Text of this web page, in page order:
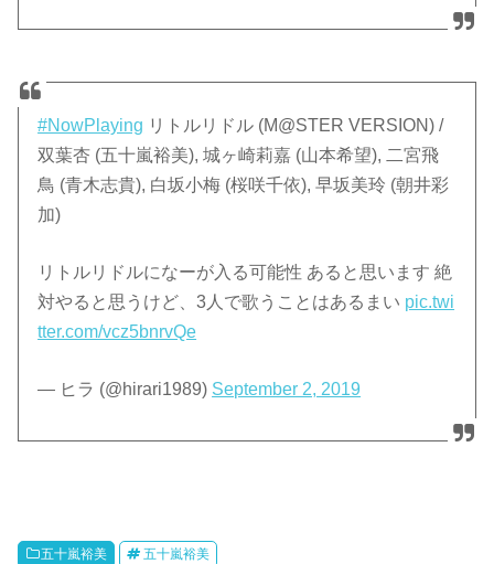
#NowPlaying リトルリドル (M@STER VERSION) /
双葉杏 (五十嵐裕美), 城ヶ崎莉嘉 (山本希望), 二宮飛
鳥 (青木志貴), 白坂小梅 (桜咲千依), 早坂美玲 (朝井彩
加)
リトルリドルになーが入る可能性 あると思います 絶
対やると思うけど、3人で歌うことはあるまい pic.twi
tter.com/vcz5bnrvQe
— ヒラ (@hirari1989) September 2, 2019
五十嵐裕美 五十嵐裕美